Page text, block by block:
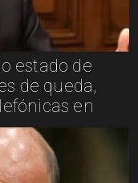
estado de
de queda,
en